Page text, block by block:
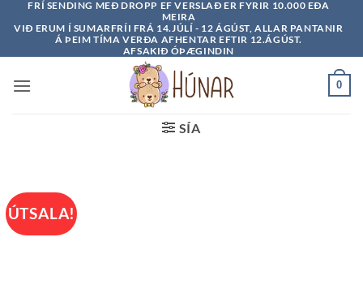
FRÍ SENDING MEÐ DROPP EF VERSLAÐ ER FYRIR 10.000 EÐA
MEIRA
VIÐ ERUM Í SUMARFRÍI FRÁ 14.JÚLÍ - 12 ÁGÚST, ALLAR PANTANIR
Á ÞEIM TÍMA VERÐA AFHENTAR EFTIR 12.ÁGÚST.
AFSAKIÐ ÓÞÆGINDIN
0
SÍA
ÚTSALA!